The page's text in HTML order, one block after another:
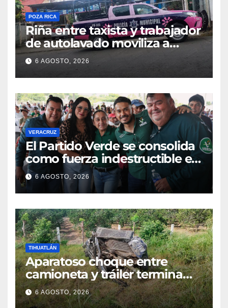
POZA RICA
Riña entre taxista y trabajador
de autolavado moviliza a
policías en Poza Rica
6 AGOSTO, 2026
VERACRUZ
​El Partido Verde se consolida
como fuerza indestructible en
la zona norte de Veracruz
6 AGOSTO, 2026
TIHUATLÁN
Aparatoso choque entre
camioneta y tráiler termina
con ambas unidades fuera de
la carretera en Tihuatlán
6 AGOSTO, 2026